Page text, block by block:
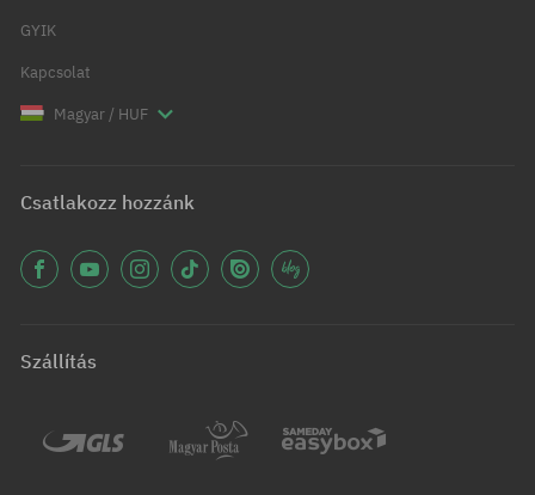
GYIK
Kapcsolat
Magyar / HUF
Csatlakozz hozzánk
Szállítás